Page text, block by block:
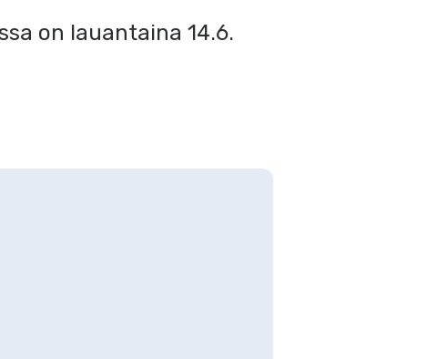
on lauantaina 14.6.